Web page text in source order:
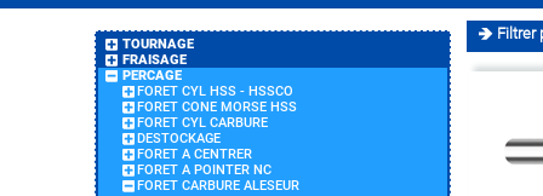
TOURNAGE
FRAISAGE
PERCAGE
FORET CYL HSS - HSSCO
FORET CONE MORSE HSS
FORET CYL CARBURE
DESTOCKAGE
FORET A CENTRER
FORET A POINTER NC
FORET CARBURE ALESEUR
Filtrer